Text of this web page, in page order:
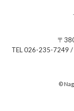
〒
TEL 026-235-7249
©